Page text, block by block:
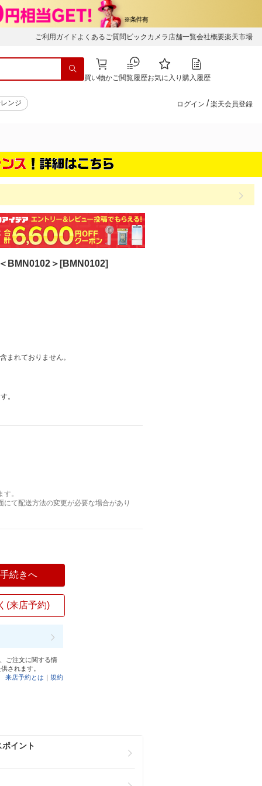
ご利用ガイド よくあるご質問 ビックカメラ店舗一覧会社概要楽天市場
買い物かご閲覧履歴お気に入り 購入履歴
ンジ ログイン / 楽天会員登録
BMN0102＞[BMN0102]
まれておりません。
。
。
て配送方法の変更が必要な場合があり
続きへ
(来店予約)
ご注文に関する情
されます。
来店予約とは ｜規約
イント